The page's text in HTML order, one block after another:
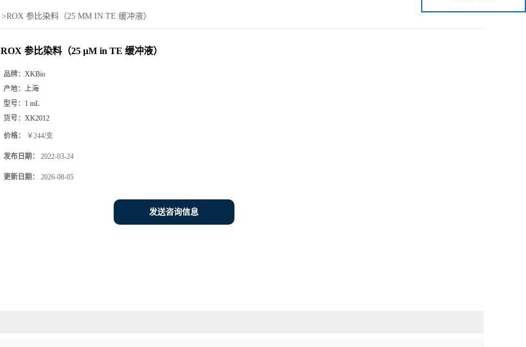
>ROX 参比染料（25 ΜM IN TE 缓冲液）
ROX 参比染料（25 μM in TE 缓冲液）
品牌： XKBio
产地： 上海
型号： 1 mL
货号： XK2012
价格： ￥244/支
发布日期： 2022-03-24
更新日期： 2026-08-05
发送咨询信息